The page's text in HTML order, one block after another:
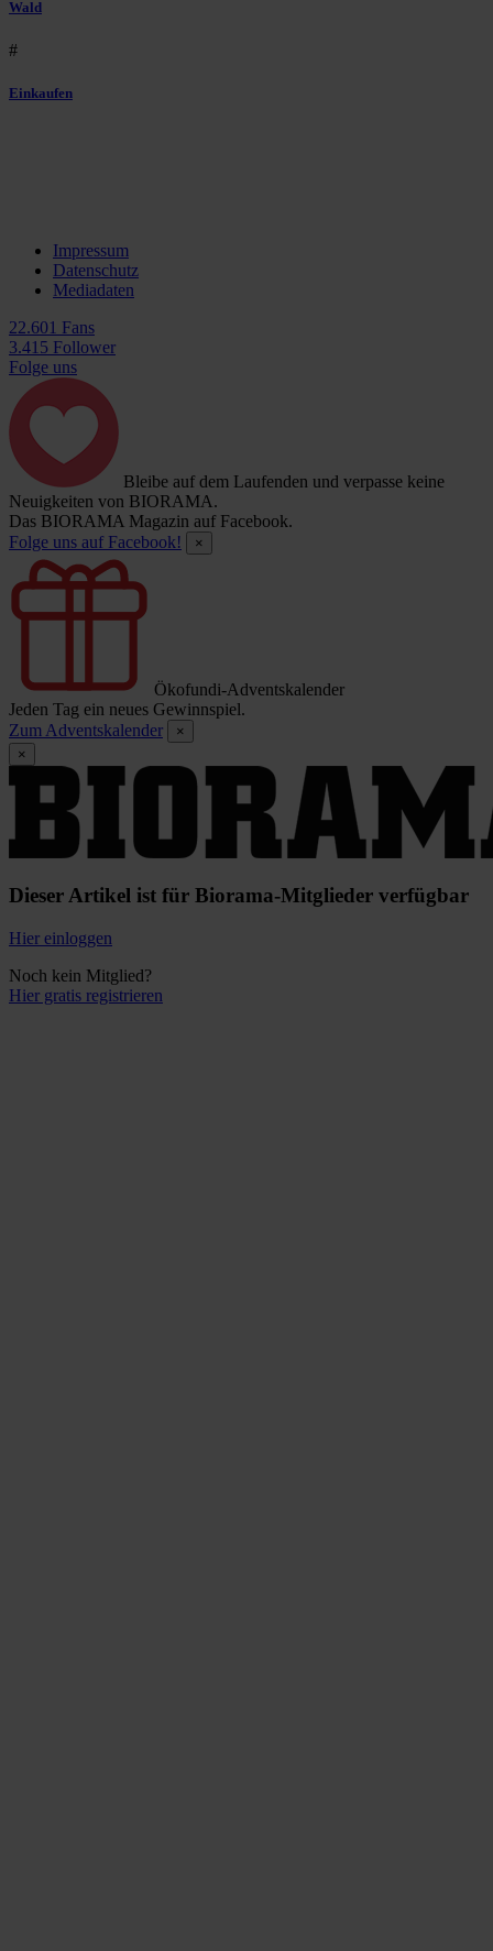
Wald
#
Einkaufen
Impressum
Datenschutz
Mediadaten
22.601 Fans
3.415 Follower
Folge uns
Bleibe auf dem Laufenden und verpasse keine
Neuigkeiten von BIORAMA.
Das BIORAMA Magazin auf Facebook.
Folge uns auf Facebook!
×
Ökofundi-Adventskalender
Jeden Tag ein neues Gewinnspiel.
Zum Adventskalender
×
×
Dieser Artikel ist für Biorama-Mitglieder verfügbar
Hier einloggen
Noch kein Mitglied?
Hier gratis registrieren